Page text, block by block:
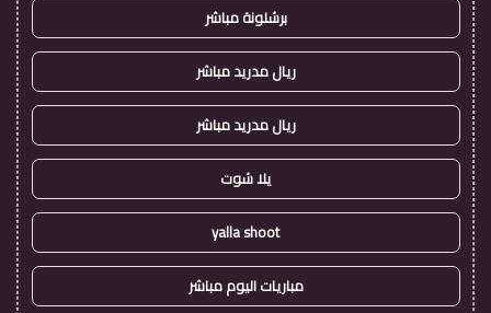
برشلونة مباشر
ريال مدريد مباشر
ريال مدريد مباشر
يلا شوت
yalla shoot
مباريات اليوم مباشر